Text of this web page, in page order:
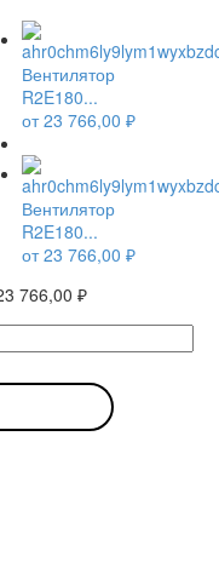
Вентилятор
R2E180...
от23 766,00 ₽
Вентилятор
R2E180...
от23 766,00 ₽
766,00 ₽